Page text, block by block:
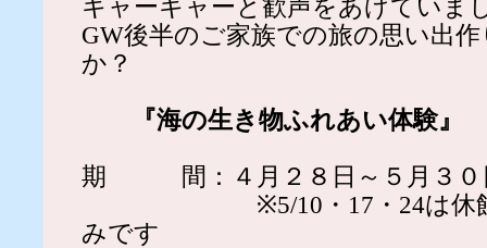
キャーキャーと歓声をあげていま
GW後半のご家族での旅の思い出
か？
『海の生き物ふれあい体験』
期 間：４月２８日～５月３０
※5/10・17・24は休館日
みです